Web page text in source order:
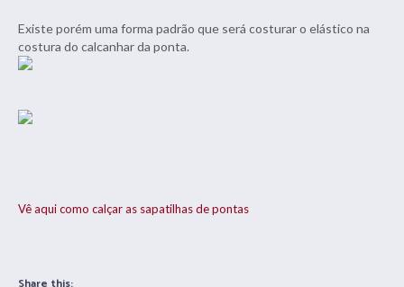
Existe porém uma forma padrão que será costurar o elástico na
costura do calcanhar da ponta.
Vê aqui como calçar as sapatilhas de pontas